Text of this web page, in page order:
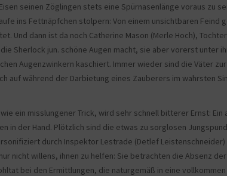
seinen Zöglingen stets eine Spürnasenlänge voraus zu
ins Fettnäpfchen stolpern: Von einem unsichtbaren Feind
Und dann ist da noch Catherine Mason (Merle Hoch),
Sherlock jun. schöne Augen macht, sie aber vorerst unter
Augenzwinkern kaschiert. Immer wieder sind die Väter
auf während der Darbietung eines Zauberers im wahrsten
ein misslungener Trick, wird sehr schnell bitterer Ernst: Ein
in der Hand. Plötzlich sind die etwas zu sorglosen
durch Inspektor Lestrade (Detlef
nicht willens, ihnen zu helfen: Sie betrachten die Absenz
bei den Ermittlungen, die naturgemäß in eine